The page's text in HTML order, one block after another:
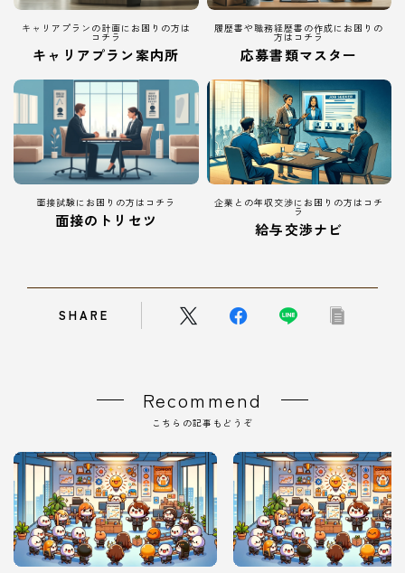
キャリアプランの計画にお困りの方は
コチラ
キャリアプラン案内所
履歴書や職務経歴書の作成にお困りの
方はコチラ
応募書類マスター
面接試験にお困りの方はコチラ
面接のトリセツ
企業との年収交渉にお困りの方はコチ
ラ
給与交渉ナビ
SHARE
Recommend
こちらの記事もどうぞ